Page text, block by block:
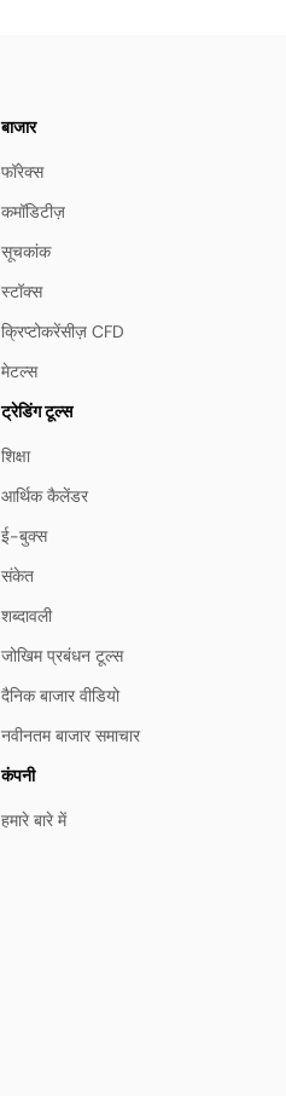
बाजार
फॉरेक्स
कमॉडिटीज़
सूचकांक
स्टॉक्स
क्रिप्टोकरेंसीज़ CFD
मेटल्स
ट्रेडिंग टूल्स
शिक्षा
आर्थिक कैलेंडर
ई-बुक्स
संकेत
शब्दावली
जोखिम प्रबंधन टूल्स
दैनिक बाजार वीडियो
नवीनतम बाजार समाचार
कंपनी
हमारे बारे में